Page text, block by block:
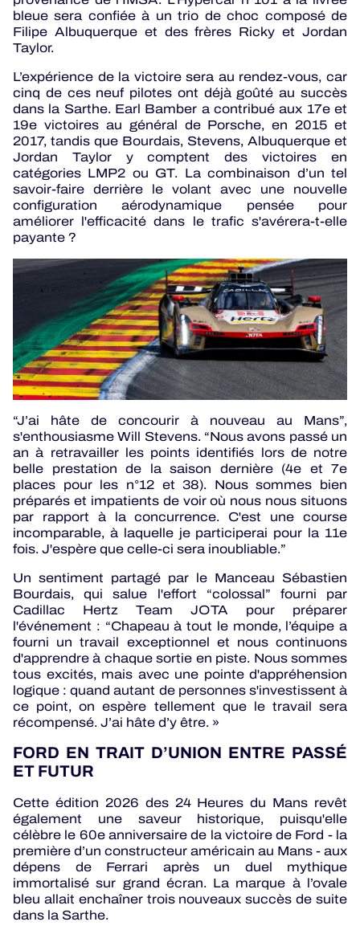
bleue sera confiée à un trio de choc composé de
Filipe Albuquerque et des frères Ricky et Jordan
Taylor.
L’expérience de la victoire sera au rendez-vous, car
cinq de ces neuf pilotes ont déjà goûté au succès
dans la Sarthe. Earl Bamber a contribué aux 17e et
19e victoires au général de Porsche, en 2015 et
2017, tandis que Bourdais, Stevens, Albuquerque et
Jordan Taylor y comptent des victoires en
catégories LMP2 ou GT. La combinaison d’un tel
savoir-faire derrière le volant avec une nouvelle
configuration aérodynamique pensée pour
améliorer l'efficacité dans le trafic s'avérera-t-elle
payante ?
“J’ai hâte de concourir à nouveau au Mans”,
s'enthousiasme Will Stevens. “Nous avons passé un
an à retravailler les points identifiés lors de notre
belle prestation de la saison dernière (4e et 7e
places pour les n°12 et 38). Nous sommes bien
préparés et impatients de voir où nous nous situons
par rapport à la concurrence. C'est une course
incomparable, à laquelle je participerai pour la 11e
fois. J'espère que celle-ci sera inoubliable.”
Un sentiment partagé par le Manceau Sébastien
Bourdais, qui salue l'effort “colossal” fourni par
Cadillac Hertz Team JOTA pour préparer
l'événement : “Chapeau à tout le monde, l’équipe a
fourni un travail exceptionnel et nous continuons
d'apprendre à chaque sortie en piste. Nous sommes
tous excités, mais avec une pointe d'appréhension
logique : quand autant de personnes s'investissent à
ce point, on espère tellement que le travail sera
récompensé. J’ai hâte d’y être. »
FORD EN TRAIT D’UNION ENTRE PASSÉ
ET FUTUR
Cette édition 2026 des 24 Heures du Mans revêt
également une saveur historique, puisqu'elle
célèbre le 60e anniversaire de la victoire de Ford - la
première d’un constructeur américain au Mans - aux
dépens de Ferrari après un duel mythique
immortalisé sur grand écran. La marque à l’ovale
bleu allait enchaîner trois nouveaux succès de suite
dans la Sarthe.